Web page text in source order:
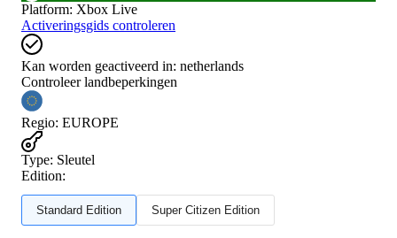
Platform: Xbox Live
Activeringsgids controleren
Kan worden geactiveerd in: netherlands
Controleer landbeperkingen
Regio: EUROPE
Type: Sleutel
Edition:
Standard Edition Super Citizen Edition